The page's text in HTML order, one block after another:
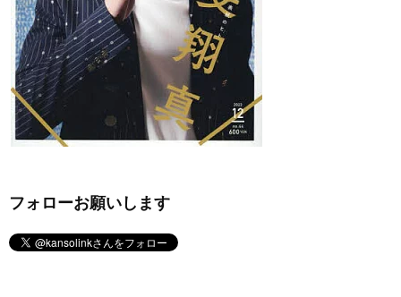
フォローお願いします